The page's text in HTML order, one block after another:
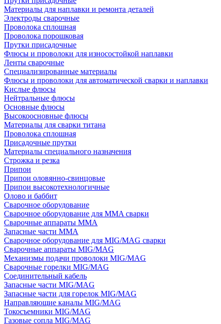
Материалы для наплавки и ремонта деталей
Электроды сварочные
Проволока сплошная
Проволока порошковая
Прутки присадочные
Флюсы и проволоки для износостойкой наплавки
Ленты сварочные
Специализированные материалы
Флюсы и проволоки для автоматической сварки и наплавки
Кислые флюсы
Нейтральные флюсы
Основные флюсы
Высокоосновные флюсы
Материалы для сварки титана
Проволока сплошная
Присадочные прутки
Материалы специального назначения
Строжка и резка
Припои
Припои оловянно-свинцовые
Припои высокотехнологичные
Олово и баббит
Сварочное оборудование
Сварочное оборудование для MMA сварки
Сварочные аппараты MMA
Запасные части MMA
Сварочное оборудование для MIG/MAG сварки
Сварочные аппараты MIG/MAG
Механизмы подачи проволоки MIG/MAG
Сварочные горелки MIG/MAG
Соединительный кабель
Запасные части MIG/MAG
Запасные части для горелок MIG/MAG
Направляющие каналы MIG/MAG
Токосъемники MIG/MAG
Газовые сопла MIG/MAG